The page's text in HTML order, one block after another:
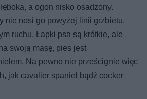
a ogon nisko osadzony.
nie nosi go powyżej linii grzbietu,
ruchu. Łapki psa są krótkie, ale
swoją masę, pies jest
Na pewno nie prześcignie więc
jak cavalier spaniel bądź cocker